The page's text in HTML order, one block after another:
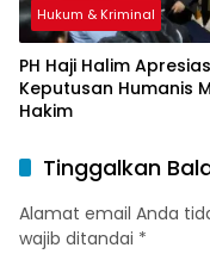
Hukum & Kriminal
PH Haji Halim
Keputusan Humanis
Hakim
Tinggalkan
Alamat email Anda
wajib ditandai *